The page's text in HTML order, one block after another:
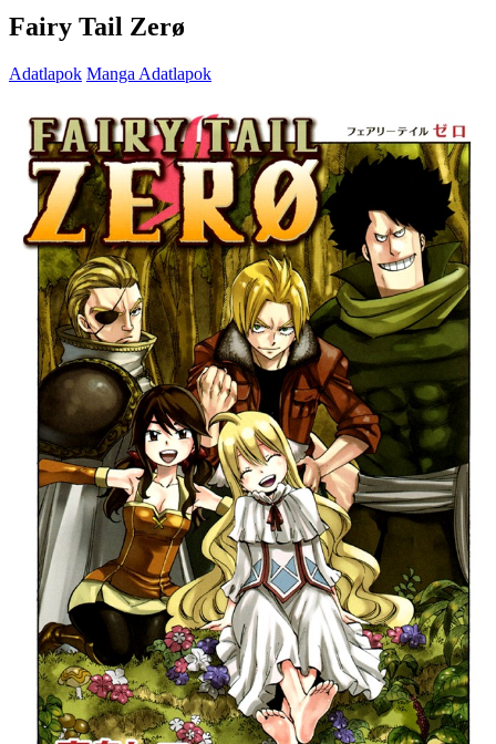
Fairy Tail Zerø
Adatlapok Manga Adatlapok